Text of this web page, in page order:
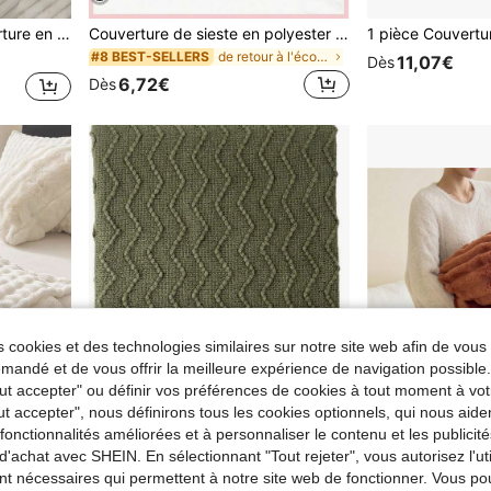
la chambre à coucher et la chambre d'amis Couverture de sieste en polyester pour toutes les saisons - couleur unie vive, lavable en machine, idéale pour la décoration de la maison, du bureau ou de la voiture, couverture de bureau | Couverture vive | Couverture lavable en machine, couverture de maison
#8 BEST-SELLERS de retour à l'école Couvertures de lit et serviett
Dès6,72€
Dès11,07€
1 pièce Couverture douce et confortable en polaire à bulles blanc crème avec bord roulé, convient pour la chambre à coucher et la chambre d'amis, douce et confortable, lavable en machine, utilisable en toute saison, couette en polyester léger et respirante
10
Couverture légère, respirante, climatisée, tricotée, douce, couverture jetée toutes saisons, cadeau de pendaison de crémaillère
cookies et des technologies similaires sur notre site web afin de
et de vous offrir la meilleure expérience de navigation
accepter" ou définir vos préférences de cookies à tout moment à
accepter", nous définirons tous les cookies optionnels, qui nous
améliorées et à personnaliser le contenu et les
avec SHEIN. En sélectionnant "Tout rejeter", vous autorisez
nécessaires qui permettent à notre site web de fonctionner. Vous